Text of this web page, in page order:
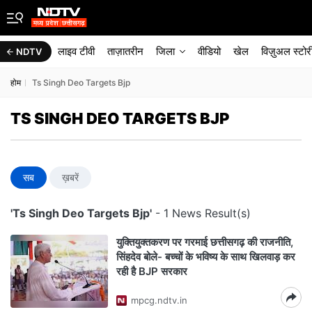
NDTV लाइव टीवी ताज़ातरीन जिला वीडियो खेल विज़ुअल
होम Ts Singh Deo Targets Bjp
TS SINGH DEO TARGETS BJP
सब ख़बरें
'Ts Singh Deo Targets Bjp' - 1 News Result(s)
युक्तियुक्तकरण पर गरमाई छत्तीसगढ़ की राजनीति,
सिंहदेव बोले- बच्चों के भविष्य के साथ खिलवाड़ कर
रही है BJP सरकार
mpcg.ndtv.in